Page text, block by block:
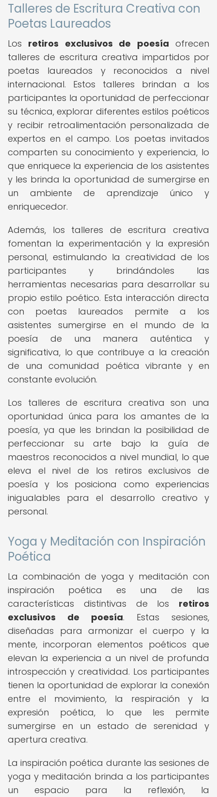
Talleres de Escritura Creativa con
Poetas Laureados
Los retiros exclusivos de poesía ofrecen
talleres de escritura creativa impartidos por
poetas laureados y reconocidos a nivel
internacional. Estos talleres brindan a los
participantes la oportunidad de perfeccionar
su técnica, explorar diferentes estilos poéticos
y recibir retroalimentación personalizada de
expertos en el campo. Los poetas invitados
comparten su conocimiento y experiencia, lo
que enriquece la experiencia de los asistentes
y les brinda la oportunidad de sumergirse en
un ambiente de aprendizaje único y
enriquecedor.
Además, los talleres de escritura creativa
fomentan la experimentación y la expresión
personal, estimulando la creatividad de los
participantes y brindándoles las
herramientas necesarias para desarrollar su
propio estilo poético. Esta interacción directa
con poetas laureados permite a los
asistentes sumergirse en el mundo de la
poesía de una manera auténtica y
significativa, lo que contribuye a la creación
de una comunidad poética vibrante y en
constante evolución.
Los talleres de escritura creativa son una
oportunidad única para los amantes de la
poesía, ya que les brindan la posibilidad de
perfeccionar su arte bajo la guía de
maestros reconocidos a nivel mundial, lo que
eleva el nivel de los retiros exclusivos de
poesía y los posiciona como experiencias
inigualables para el desarrollo creativo y
personal.
Yoga y Meditación con Inspiración
Poética
La combinación de yoga y meditación con
inspiración poética es una de las
características distintivas de los retiros
exclusivos de poesía. Estas sesiones,
diseñadas para armonizar el cuerpo y la
mente, incorporan elementos poéticos que
elevan la experiencia a un nivel de profunda
introspección y creatividad. Los participantes
tienen la oportunidad de explorar la conexión
entre el movimiento, la respiración y la
expresión poética, lo que les permite
sumergirse en un estado de serenidad y
apertura creativa.
La inspiración poética durante las sesiones de
yoga y meditación brinda a los participantes
un espacio para la reflexión, la